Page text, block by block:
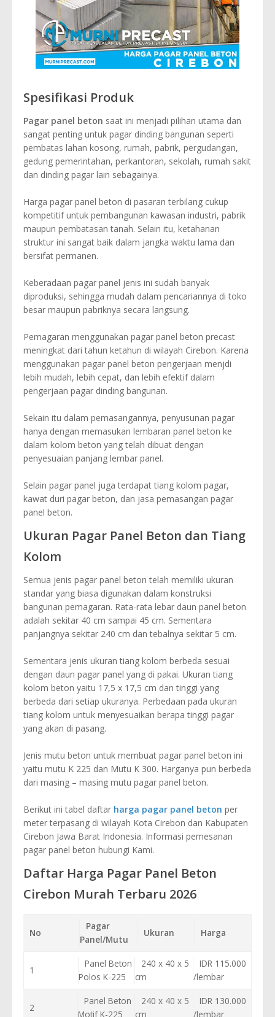
Spesifikasi Produk
Pagar panel beton saat ini menjadi pilihan utama dan
sangat penting untuk pagar dinding bangunan seperti
pembatas lahan kosong, rumah, pabrik, pergudangan,
gedung pemerintahan, perkantoran, sekolah, rumah sakit
dan dinding pagar lain sebagainya.
Harga pagar panel beton di pasaran terbilang cukup
kompetitif untuk pembangunan kawasan industri, pabrik
maupun pembatasan tanah. Selain itu, ketahanan
struktur ini sangat baik dalam jangka waktu lama dan
bersifat permanen.
Keberadaan pagar panel jenis ini sudah banyak
diproduksi, sehingga mudah dalam pencariannya di toko
besar maupun pabriknya secara langsung.
Pemagaran menggunakan pagar panel beton precast
meningkat dari tahun ketahun di wilayah Cirebon. Karena
menggunakan pagar panel beton pengerjaan menjdi
lebih mudah, lebih cepat, dan lebih efektif dalam
pengerjaan pagar dinding bangunan.
Sekain itu dalam pemasangannya, penyusunan pagar
hanya dengan memasukan lembaran panel beton ke
dalam kolom beton yang telah dibuat dengan
penyesuaian panjang lembar panel.
Selain pagar panel juga terdapat tiang kolom pagar,
kawat duri pagar beton, dan jasa pemasangan pagar
panel beton.
Ukuran Pagar Panel Beton dan Tiang
Kolom
Semua jenis pagar panel beton telah memiliki ukuran
standar yang biasa digunakan dalam konstruksi
bangunan pemagaran. Rata-rata lebar daun panel beton
adalah sekitar 40 cm sampai 45 cm. Sementara
panjangnya sekitar 240 cm dan tebalnya sekitar 5 cm.
Sementara jenis ukuran tiang kolom berbeda sesuai
dengan daun pagar panel yang di pakai. Ukuran tiang
kolom beton yaitu 17,5 x 17,5 cm dan tinggi yang
berbeda dari setiap ukuranya. Perbedaan pada ukuran
tiang kolom untuk menyesuaikan berapa tinggi pagar
yang akan di pasang.
Jenis mutu beton untuk membuat pagar panel beton ini
yaitu mutu K 225 dan Mutu K 300. Harganya pun berbeda
dari masing – masing mutu pagar panel beton.
Berikut ini tabel daftar harga pagar panel beton per
meter terpasang di wilayah Kota Cirebon dan Kabupaten
Cirebon Jawa Barat Indonesia. Informasi pemesanan
pagar panel beton hubungi Kami.
Daftar Harga Pagar Panel Beton
Cirebon Murah Terbaru 2026
No
Pagar
Panel/Mutu
Ukuran Harga
1
Panel Beton
Polos K-225
240 x 40 x 5
cm
IDR 115.000
/lembar
2
Panel Beton
Motif K-225
240 x 40 x 5
cm
IDR 130.000
/lembar